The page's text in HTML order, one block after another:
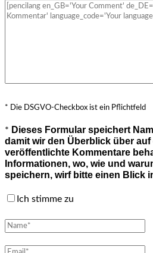
* Die DSGVO-Checkbox ist ein Pflichtfeld
* Dieses Formular speichert
damit wir den Überblick über
veröffentlichte Kommentare
Informationen, wo, wie und
speichern, wirf bitte einen Blick
Ich stimme zu